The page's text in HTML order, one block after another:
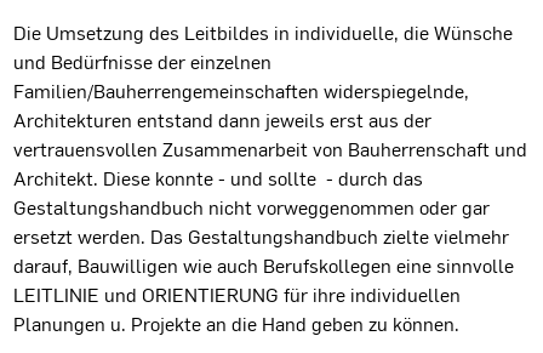
Die Umsetzung des Leitbildes in individuelle, die Wünsche
und Bedürfnisse der einzelnen
Familien/Bauherrengemeinschaften widerspiegelnde,
Architekturen entstand dann jeweils erst aus der
vertrauensvollen Zusammenarbeit von Bauherrenschaft und
Architekt. Diese konnte - und sollte - durch das
Gestaltungshandbuch nicht vorweggenommen oder gar
ersetzt werden. Das Gestaltungshandbuch zielte vielmehr
darauf, Bauwilligen wie auch Berufskollegen eine sinnvolle
LEITLINIE und ORIENTIERUNG für ihre individuellen
Planungen u. Projekte an die Hand geben zu können.